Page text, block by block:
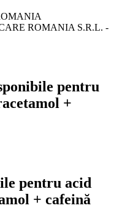
ROMANIA S.R.L. -
pentru
+
pentru acid
+ cafeină